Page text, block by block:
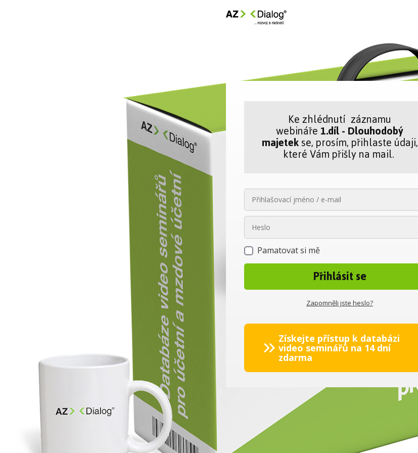
Ke zhlédnutí záznamu
webináře1.díl - Dlouhodobý
majetekse, prosím, přihlaste údaji,
které Vám přišly na mail.
Pamatovat si mě
Přihlásit se
Zapomněli jste heslo?
Získejte přístup k databázi
video seminářů na 14 dní
zdarma